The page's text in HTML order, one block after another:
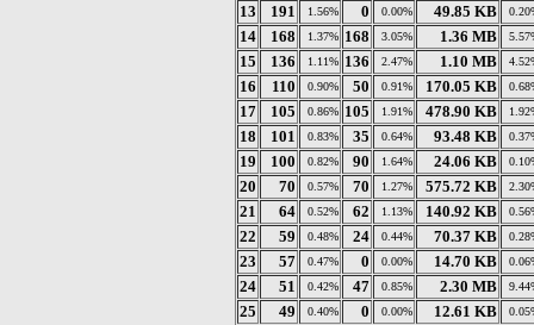
13 191 1.56% 0 0.00% 49.85 KB
14 168 1.37% 168 3.05% 1.36 MB
15 136 1.11% 136 2.47% 1.10 MB
16 110 0.90% 50 0.91% 170.05 KB
17 105 0.86% 105 1.91% 478.90 KB
18 101 0.83% 35 0.64% 93.48 KB
19 100 0.82% 90 1.64% 24.06 KB
20 70 0.57% 70 1.27% 575.72 KB
21 64 0.52% 62 1.13% 140.92 KB
22 59 0.48% 24 0.44% 70.37 KB
23 57 0.47% 0 0.00% 14.70 KB
24 51 0.42% 47 0.85% 2.30 MB
25 49 0.40% 0 0.00% 12.61 KB